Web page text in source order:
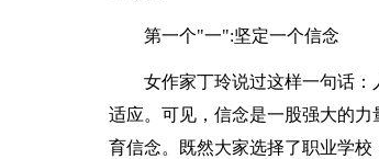
第一个"一":坚定一个信念
女作家丁玲说过这样一句话
适应。可见，信念是一股强大的
育信念。既然大家选择了职业学校